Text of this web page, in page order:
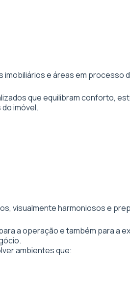
e áreas em processo
que equilibram conforto,
imóvel.
visualmente harmoniosos e
a operação e também para a
ambientes que: